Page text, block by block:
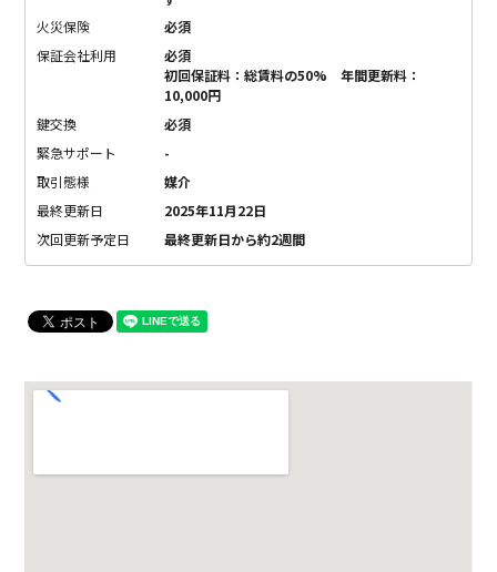
火災保険
必須
保証会社利用
必須
初回保証料：総賃料の50% 年間更新料：
10,000円
鍵交換
必須
緊急サポート
-
取引態様
媒介
最終更新日
2025年11月22日
次回更新予定日
最終更新日から約2週間